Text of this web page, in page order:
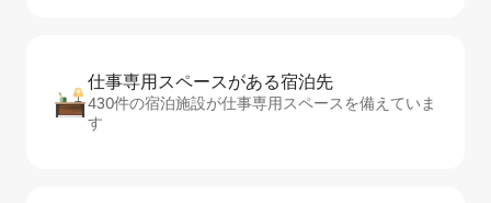
仕事専用ス⁠ペ⁠ー⁠スがあ⁠る宿⁠泊⁠先
430件の宿泊施設が仕事専用スペースを備えていま
す